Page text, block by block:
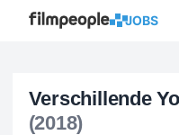
JOBS
Verschillende
(2018)